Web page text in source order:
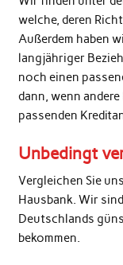
welche, deren
Außerdem haben
langjähriger
noch einen
dann, wenn
passenden
Unbedingt
Vergleichen Sie
Hausbank. Wir
Deutschlands
bekommen.